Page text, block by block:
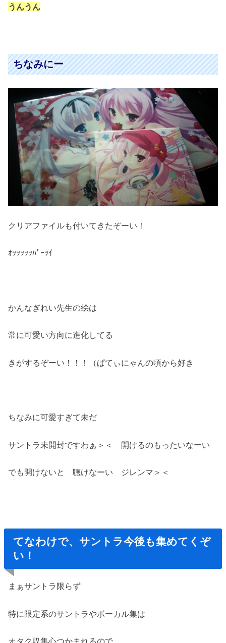
うんうん
ちなみにー
クリアファイルも付いてきたぞーい！
ｵｯｯｯｯｯﾊﾟｰｯｲ
かんなぎれい先生の絵は
常に可愛い方向に進化してる
きがするぞーい！！！（ぱてぃにゃんの頃から好き
ちなみに可愛すぎて未だ
サントラ未開封ですわぁ＞＜ 開けるのもったいなーい
でも開けないと 聴けなーい ジレンマ＞＜
てなわけで、サントラ今後も集めてくぞ
い！
まぁサントラ限らず
特に限定系のサントラやボーカル集は
オタク収集心つかまれるので